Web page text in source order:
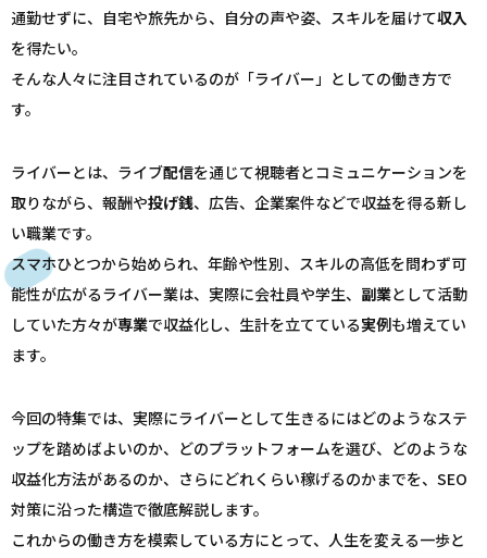
通勤せずに、自宅や旅先から、自分の声や姿、スキルを届けて収入
を得たい。
そんな人々に注目されているのが「ライバー」としての働き方で
す。
ライバーとは、ライブ配信を通じて視聴者とコミュニケーションを
取りながら、報酬や投げ銭、広告、企業案件などで収益を得る新し
い職業です。
スマホひとつから始められ、年齢や性別、スキルの高低を問わず可
能性が広がるライバー業は、実際に会社員や学生、 副業として活動
していた方々が専業で収益化し、生計を立てている実例も増えてい
ます。
今回の特集では、実際にライバーとして生きるにはどのようなステ
ップを踏めばよいのか、どのプラットフォームを選び、どのような
収益化方法があるのか、さらにどれくらい稼げるのかまでを、SEO
対策に沿った構造で徹底解説します。
これからの働き方を模索している方にとって、人生を変える一歩と